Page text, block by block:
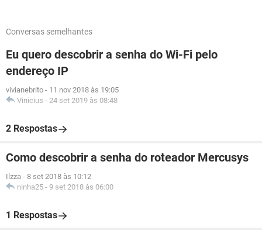
Conversas semelhantes
Eu quero descobrir a senha do Wi-Fi pelo
endereço IP
vivianebrito - 11 nov 2018 às 19:05
Vinicius - 24 set 2019 às 08:48
2 Respostas
Como descobrir a senha do roteador Mercusys
Ilzza - 8 set 2018 às 10:12
ninha25 - 9 set 2018 às 06:00
1 Respostas